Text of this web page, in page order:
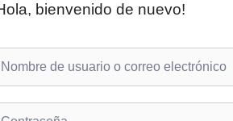
bienvenido de nuevo!